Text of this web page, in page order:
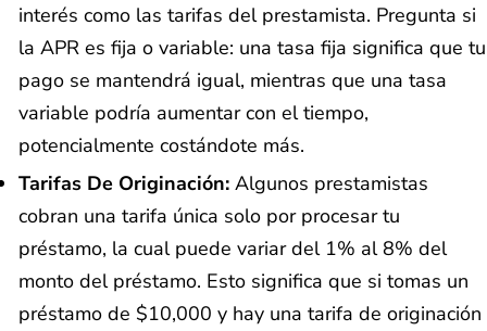
interés como las tarifas del prestamista. Pregunta si
la APR es fija o variable: una tasa fija significa que tu
pago se mantendrá igual, mientras que una tasa
variable podría aumentar con el tiempo,
potencialmente costándote más.
Tarifas De Originación: Algunos prestamistas
cobran una tarifa única solo por procesar tu
préstamo, la cual puede variar del 1% al 8% del
monto del préstamo. Esto significa que si tomas un
préstamo de $10,000 y hay una tarifa de originación